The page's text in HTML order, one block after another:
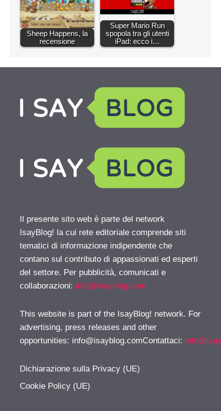
Sheep Happens, la
recensione
Super Mario Run
spopola tra gli utenti
iPad: ecco i…
Il presente sito web è parte del network
IsayBlog! la cui rete editoriale comprende siti
tematici di informazione indipendente che
contano sul contributo di appassionati ed esperti
del settore. Per pubblicità, comunicati e
collaborazioni: info@isayblog.com
This website is part of the IsayBlog! network. For
advertising, press releases and other
opportunities: info@isayblog.comContattaci:
Dichiarazione sulla Privacy (UE)
Cookie Policy (UE)